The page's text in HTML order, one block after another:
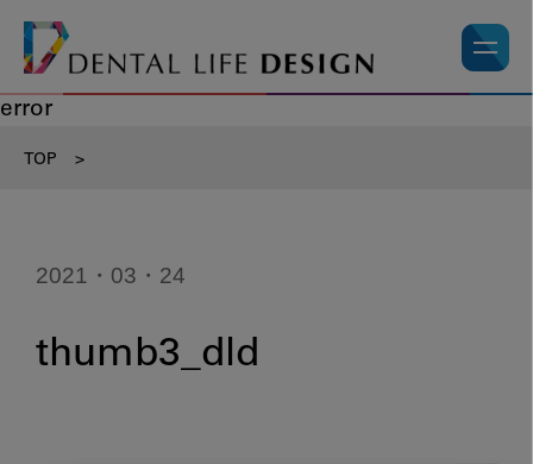
error
TOP >
2021・03・24
thumb3_dld